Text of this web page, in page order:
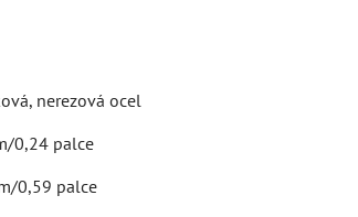
nerezová ocel
0,24 palce
0,59 palce